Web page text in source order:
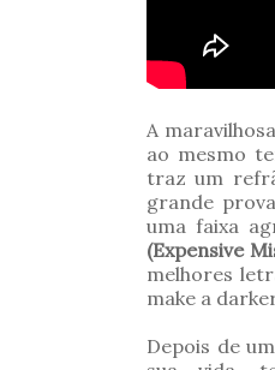
A
ao mesmo
traz um
grande
uma faixa
(Expensive
melhores
make a
Depois de